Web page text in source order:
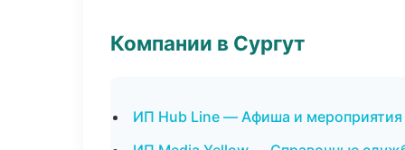
Компании в Сургут
ИП Hub Line — Афиша и мероприятия